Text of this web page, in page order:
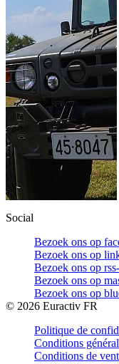
Social
Bezoek ons op
Bezoek ons op
Bezoek ons op
Bezoek ons op
Bezoek ons op
© 2026 Euractiv FR
Politique de
Conditions
Conditions de